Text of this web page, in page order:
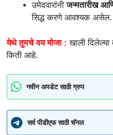
उमेदवारांनीजन्मतारीख
सिद्ध करणे आवश्यक असेल.
येथे तुमचे वय मोजा :खाली
किती आहे.
नवीन अपडेट साठी ग्रुप
सर्व पीडीएफ साठी चॅनल